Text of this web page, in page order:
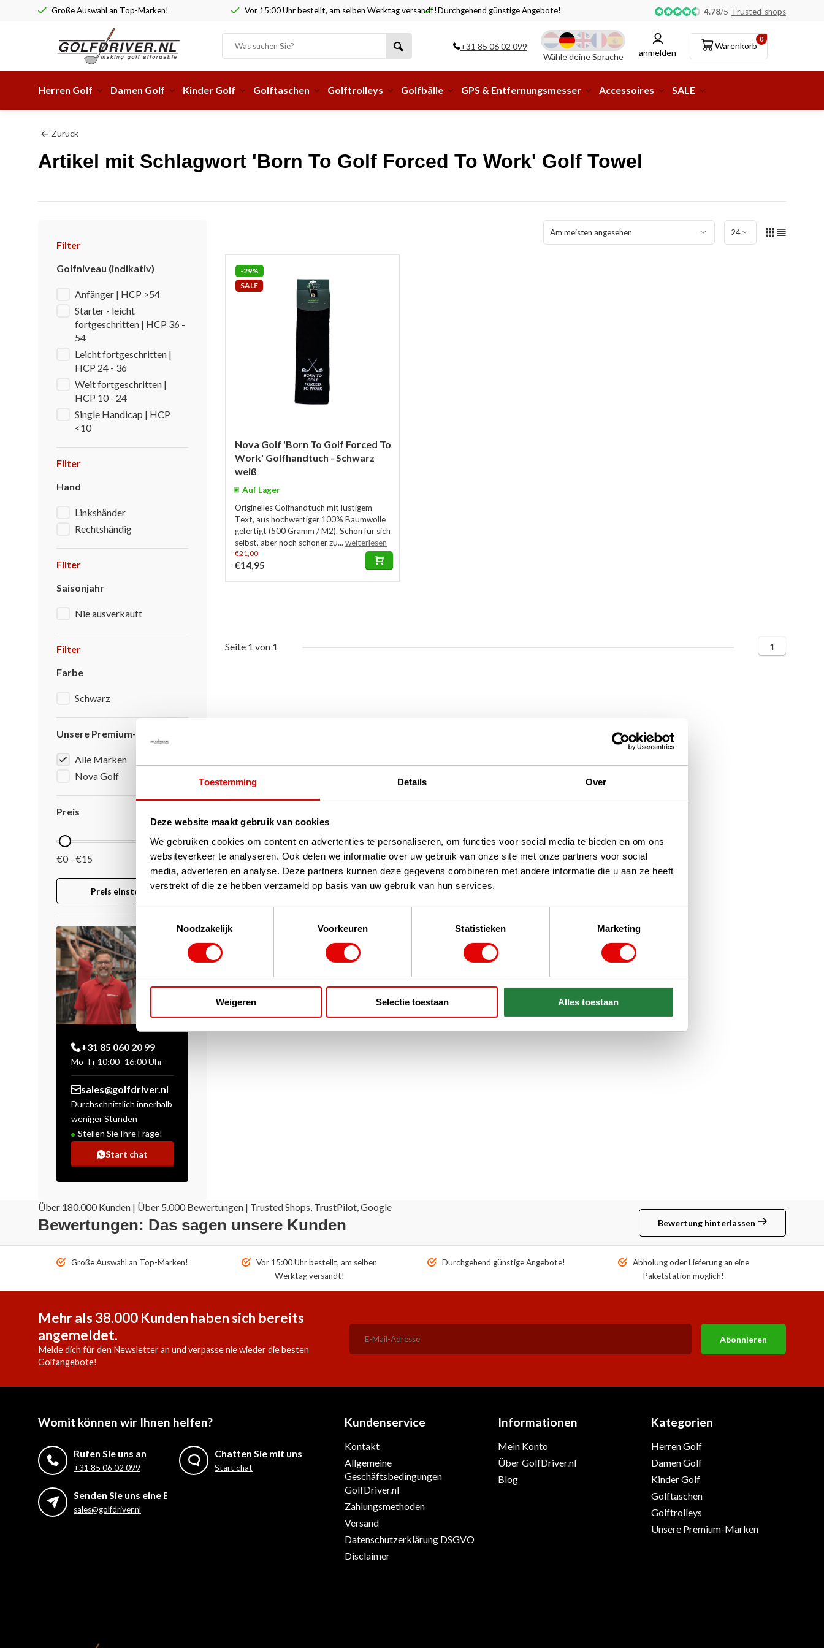
Toestemming Details Over
Deze website maakt gebruik van cookies
We gebruiken cookies om content en advertenties te personaliseren, om functies voor social media te bieden en om ons
websiteverkeer te analyseren. Ook delen we informatie over uw gebruik van onze site met onze partners voor social
media, adverteren en analyse. Deze partners kunnen deze gegevens combineren met andere informatie die u aan ze heeft
verstrekt of die ze hebben verzameld op basis van uw gebruik van hun services.
Noodzakelijk
Voorkeuren Statistieken Marketing
Weigeren Selectie toestaan Alles toestaan
Top-Marken! Vor 15:00 Uhr bestellt, am selben Werktag versandt!Durchgehend günstige Angebote! Abholung oder Lieferung an eine Paketstation möglich!
4.78/5 Trusted-shops
+31 85 06 02 099
Wähle deine Sprache
anmelden
0
Warenkorb
Herren Golf Damen Golf Kinder Golf Golftaschen Golftrolleys Golfbälle GPS & Entfernungsmesser Accessoires SALE
Zurück
Artikel mit Schlagwort 'Born To Golf Forced To Work' Golf Towel
Filter
Golfniveau (indikativ)
Anfänger | HCP >54
Starter - leicht
fortgeschritten | HCP 36 -
54
Leicht fortgeschritten |
HCP 24 - 36
Weit fortgeschritten |
HCP 10 - 24
Single Handicap | HCP
<10
Filter
Hand
Linkshänder
Rechtshändig
Filter
Saisonjahr
Nie ausverkauft
Filter
Farbe
Schwarz
Unsere Premium-Marken
Alle Marken
Nova Golf
Preis
€0 - €15
Preis einstellen
+31 85 060 20 99
Mo–Fr 10:00–16:00 Uhr
sales@golfdriver.nl
Durchschnittlich innerhalb
weniger Stunden
Stellen Sie Ihre Frage!
Start chat
-29%
SALE
Nova Golf 'Born To Golf Forced To
Work' Golfhandtuch - Schwarz
weiß
Auf Lager
Originelles Golfhandtuch mit lustigem
Text, aus hochwertiger 100% Baumwolle
gefertigt (500 Gramm / M2). Schön für sich
selbst, aber noch schöner zu... weiterlesen
€21,00
€14,95
Seite 1 von 1 1
Über 180.000 Kunden | Über 5.000 Bewertungen | Trusted Shops, TrustPilot, Google
Bewertungen: Das sagen unsere Kunden Bewertung hinterlassen
Große Auswahl an Top-Marken!
Vor 15:00 Uhr bestellt, am selben
Werktag versandt!
Durchgehend günstige Angebote!
Abholung oder Lieferung an eine
Paketstation möglich!
Mehr als 38.000 Kunden haben sich bereits
angemeldet.
Melde dich für den Newsletter an und verpasse nie wieder die besten
Golfangebote!
Abonnieren
Womit können wir Ihnen helfen?
Rufen Sie uns an
+31 85 06 02 099
Chatten Sie mit uns
Start chat
Senden Sie uns eine E-Mail
sales@golfdriver.nl
Kundenservice
Kontakt
Allgemeine
Geschäftsbedingungen
GolfDriver.nl
Zahlungsmethoden
Versand
Datenschutzerklärung DSGVO
Disclaimer
Informationen
Mein Konto
Über GolfDriver.nl
Blog
Kategorien
Herren Golf
Damen Golf
Kinder Golf
Golftaschen
Golftrolleys
Unsere Premium-Marken